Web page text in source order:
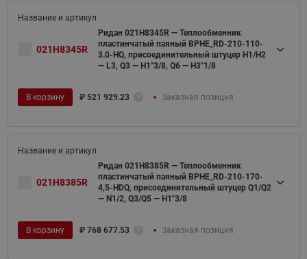
021H8345R
Ридан 021H8345R — Теплообменник
пластинчатый паяный BPHE_RD-210-110-
3.0-HQ, присоединительный штуцер H1/H2
— L3, Q3 — H1"3/8, Q6 — H3"1/8
В корзину ₽ 521 929.23 Заказная позиция
021H8385R
Ридан 021H8385R — Теплообменник
пластинчатый паяный BPHE_RD-210-170-
4,5-HDQ, присоединительный штуцер Q1/Q2
— N1/2, Q3/Q5 — H1"3/8
В корзину ₽ 768 677.53 Заказная позиция